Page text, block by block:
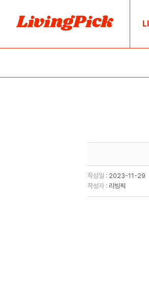
작성일 : 2023-11-29
작성자 : 리빙픽